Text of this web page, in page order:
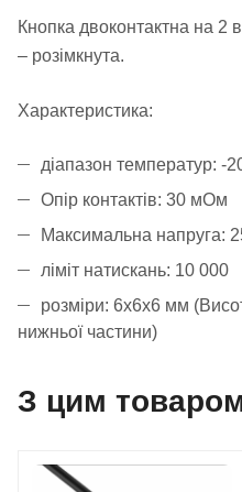
Кнопка двоконтактна на 2
– розімкнута.
Характеристика:
діапазон температур: -
Опір контактів: 30 мОм
Максимальна напруга:
ліміт натискань: 10 000
розміри: 6x6x6 мм
нижньої частини)
З цим